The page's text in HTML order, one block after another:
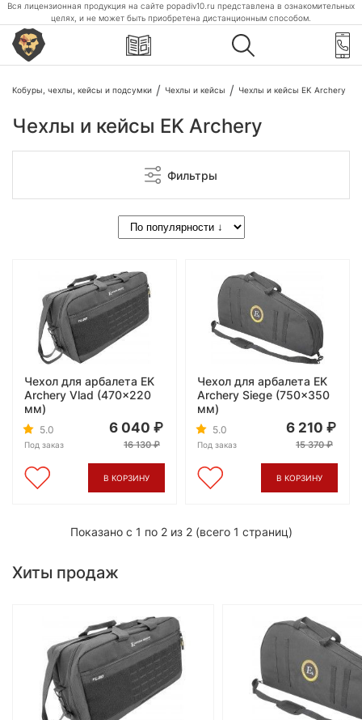
Вся лицензионная продукция на сайте popadiv10.ru представлена в ознакомительных
целях, и не может быть приобретена дистанционным способом.
Кобуры, чехлы, кейсы и подсумки Чехлы и кейсы Чехлы и кейсы EK Archery
Чехлы и кейсы EK Archery
Фильтры
Чехол для арбалета EK
Archery Vlad (470x220
мм)
5.0
Под заказ
6 040
16 130
В КОРЗИНУ
Чехол для арбалета EK
Archery Siege (750x350
мм)
5.0
Под заказ
6 210
15 370
В КОРЗИНУ
Показано с 1 по 2 из 2 (всего 1 страниц)
Хиты продаж